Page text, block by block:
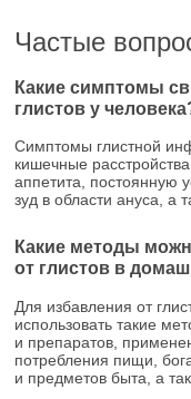
Частые
Какие симптомы
глистов у
Симптомы глистной
кишечные
аппетита, постоянную
зуд в области ануса, а
Какие методы
от глистов в
Для избавления от
использовать такие
и препаратов,
потребления пищи,
и предметов быта, а